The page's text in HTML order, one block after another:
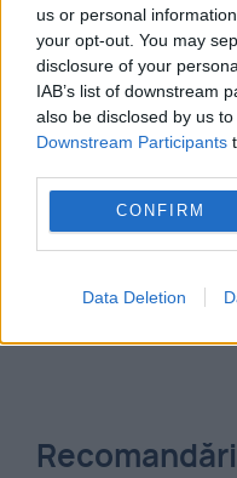
us or personal
your opt-out. You may
disclosure of your
IAB’s list of downstream
also be disclosed by us
Downstream Participants
CONFIRM
Data Deletion